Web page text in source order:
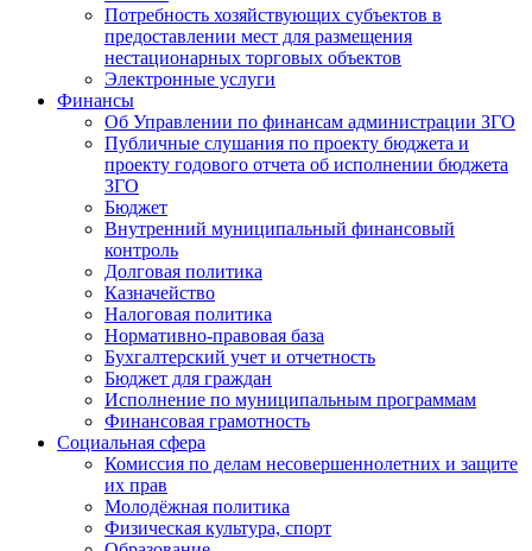
Потребность хозяйствующих субъектов в
предоставлении мест для размещения
нестационарных торговых объектов
Электронные услуги
Финансы
Об Управлении по финансам администрации ЗГО
Публичные слушания по проекту бюджета и
проекту годового отчета об исполнении бюджета
ЗГО
Бюджет
Внутренний муниципальный финансовый
контроль
Долговая политика
Казначейство
Налоговая политика
Нормативно-правовая база
Бухгалтерский учет и отчетность
Бюджет для граждан
Исполнение по муниципальным программам
Финансовая грамотность
Социальная сфера
Комиссия по делам несовершеннолетних и защите
их прав
Молодёжная политика
Физическая культура, спорт